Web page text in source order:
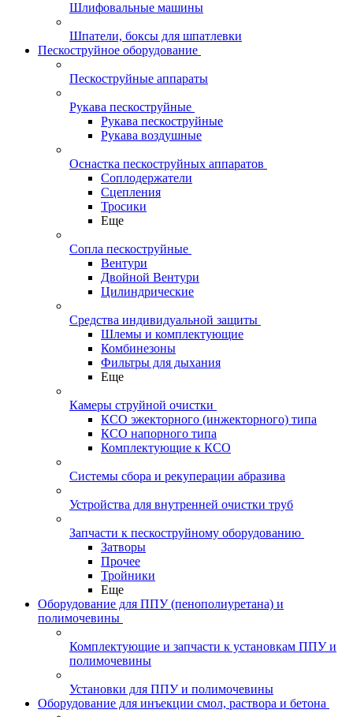
Шлифовальные машины
Шпатели, боксы для шпатлевки
Пескоструйное оборудование
Пескоструйные аппараты
Рукава пескоструйные
Рукава пескоструйные
Рукава воздушные
Оснастка пескоструйных аппаратов
Соплодержатели
Сцепления
Тросики
Еще
Сопла пескоструйные
Вентури
Двойной Вентури
Цилиндрические
Средства индивидуальной защиты
Шлемы и комплектующие
Комбинезоны
Фильтры для дыхания
Еще
Камеры струйной очистки
КСО эжекторного (инжекторного) типа
КСО напорного типа
Комплектующие к КСО
Системы сбора и рекуперации абразива
Устройства для внутренней очистки труб
Запчасти к пескоструйному оборудованию
Затворы
Прочее
Тройники
Еще
Оборудование для ППУ (пенополиуретана) и
полимочевины
Комплектующие и запчасти к установкам ППУ и
полимочевины
Установки для ППУ и полимочевины
Оборудование для инъекции смол, раствора и бетона